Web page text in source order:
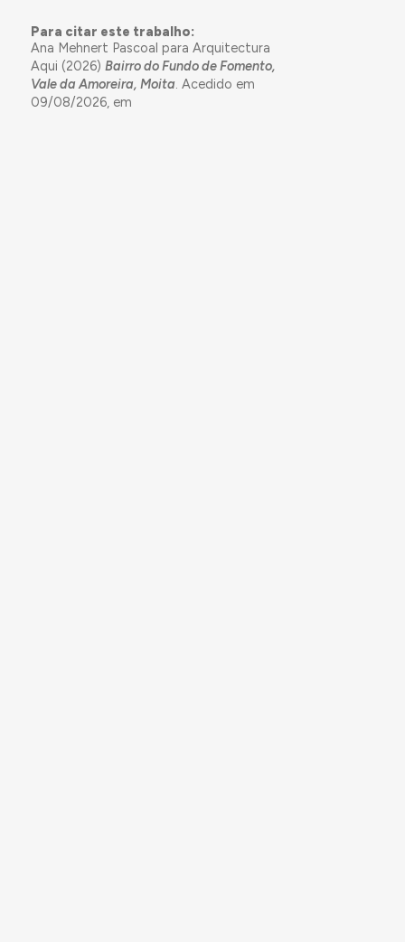
Para citar este trabalho:
Ana Mehnert Pascoal para Arquitectura
Aqui (2026) Bairro do Fundo de Fomento,
Vale da Amoreira, Moita. Acedido em
09/08/2026, em